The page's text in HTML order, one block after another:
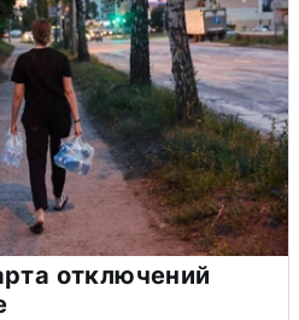
отключений